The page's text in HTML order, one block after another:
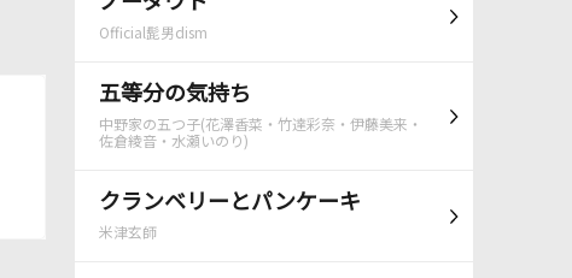
Official髭男dism
五等分の気持ち
中野家の五つ子(花澤香菜・竹達彩奈・伊藤美来・
佐倉綾音・水瀬いのり)
クランベリーとパンケーキ
米津玄師